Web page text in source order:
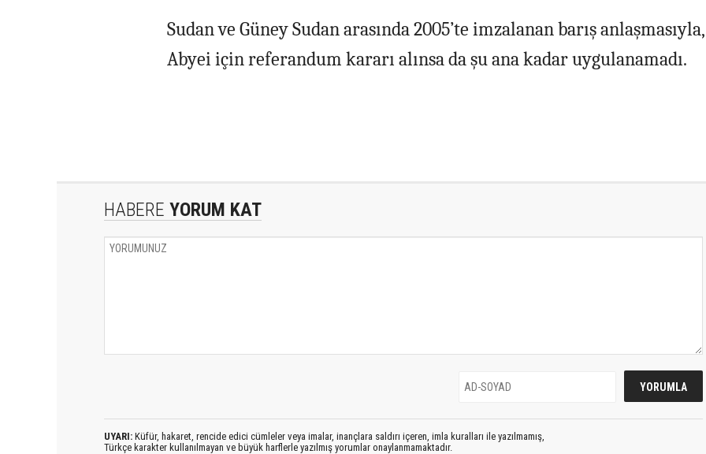
Sudan ve Güney Sudan arasında 2005’te imzalanan barış anlaşmasıyla,
Abyei için referandum kararı alınsa da şu ana kadar uygulanamadı.
HABERE YORUM KAT
UYARI: Küfür, hakaret, rencide edici cümleler veya imalar, inançlara saldırı içeren, imla kuralları ile yazılmamış,
Türkçe karakter kullanılmayan ve büyük harflerle yazılmış yorumlar onaylanmamaktadır.